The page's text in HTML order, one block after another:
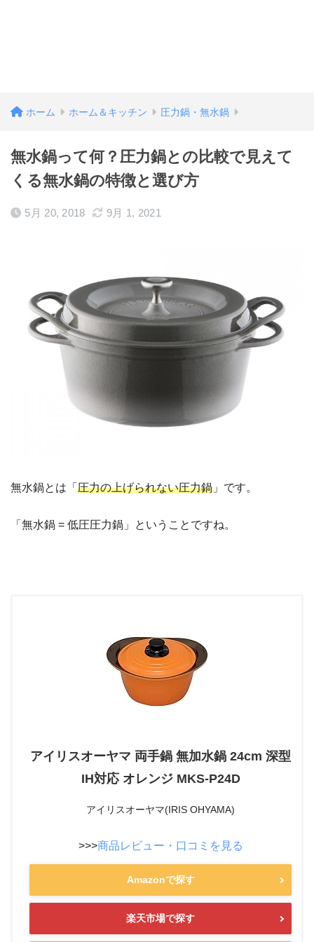
ホーム ホーム＆キッチン 圧力鍋・無水鍋
無水鍋って何？圧力鍋との比較で見えて
くる無水鍋の特徴と選び方
5月 20, 2018 9月 1, 2021
無水鍋とは「 圧力の上げられない圧力鍋 」です。
「無水鍋 = 低圧圧力鍋」ということですね。
アイリスオーヤマ 両手鍋 無加水鍋 24cm 深型
IH対応 オレンジ MKS-P24D
アイリスオーヤマ(IRIS OHYAMA)
>>>商品レビュー・口コミを見る
Amazonで探す
楽天市場で探す